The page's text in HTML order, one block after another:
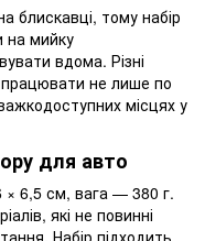
блискавці, тому набір
на мийку
вдома. Різні
не лише по
місцях у
для авто
× 6,5 см, вага — 380 г.
які не повинні